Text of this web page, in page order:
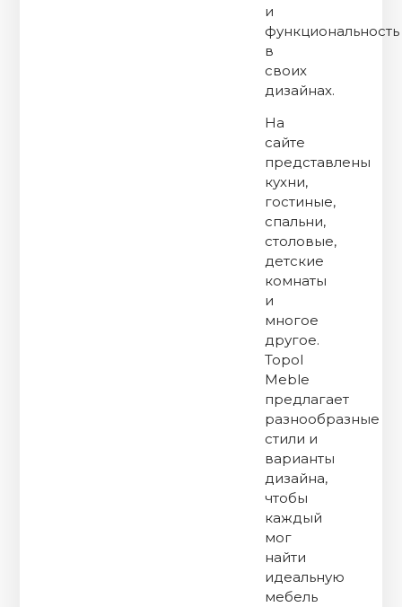
и
функциональность
в
своих
дизайнах.
На
сайте
представлены
кухни,
гостиные,
спальни,
столовые,
детские
комнаты
и
многое
другое.
Topol
Meble
предлагает
разнообразные
стили и
варианты
дизайна,
чтобы
каждый
мог
найти
идеальную
мебель